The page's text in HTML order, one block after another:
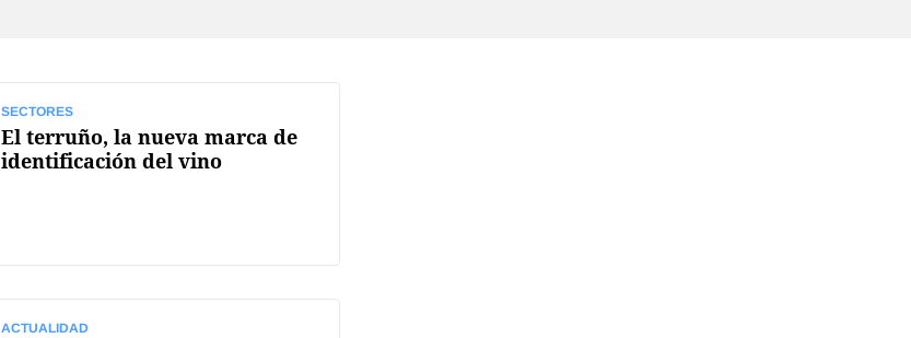
SECTORES
El terruño, la nueva marca de
identificación del vino
ACTUALIDAD